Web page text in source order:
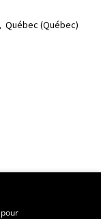
Québec (Québec)